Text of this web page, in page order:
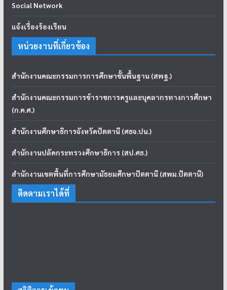
Social Network
แจ้งเรื่องร้องเรียน
หน่วยงานที่เกี่ยวข้อง
สำนักงานคณะกรรมการการศึกษาขั้นพื้นฐาน (สพฐ.)
สำนักงานคณะกรรมการข้าราชการครูและบุคลากรทางการศึกษา
(ก.ค.ศ.)
สำนักงานศึกษาธิการจังหวัดปัตตานี (ศธจ.ปน.)
สำนักงานปลัดกระทรวงศึกษาธิการ (สป.ศธ.)
สำนักงานเขตพื้นที่การศึกษามัธยมศึกษาปัตตานี (สพม.ปัตตานี)
ติดตามเราได้ที่